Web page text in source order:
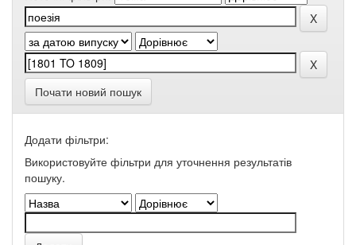
Почати новий пошук
Додати фільтри:
Використовуйте фільтри для уточнення результатів
пошуку.